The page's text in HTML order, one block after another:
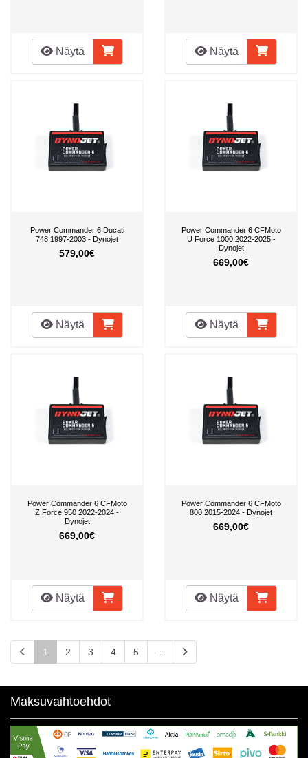
Näytä Näytä
Power Commander 6 Ducati
748 1997-2003 - Dynojet
579,00€
Näytä
Power Commander 6 CFMoto
U Force 1000 2022-2025 -
Dynojet
669,00€
Näytä
Power Commander 6 CFMoto
Z Force 950 2022-2024 -
Dynojet
669,00€
Näytä
Power Commander 6 CFMoto
800 2015-2024 - Dynojet
669,00€
Näytä
1 2 3 4 5 ...
Maksuvaihtoehdot